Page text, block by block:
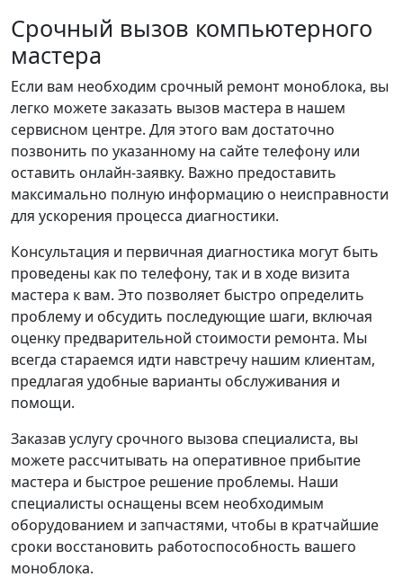
Срочный вызов компьютерного
мастера
Если вам необходим срочный ремонт моноблока, вы
легко можете заказать вызов мастера в нашем
сервисном центре. Для этого вам достаточно
позвонить по указанному на сайте телефону или
оставить онлайн-заявку. Важно предоставить
максимально полную информацию о неисправности
для ускорения процесса диагностики.
Консультация и первичная диагностика могут быть
проведены как по телефону, так и в ходе визита
мастера к вам. Это позволяет быстро определить
проблему и обсудить последующие шаги, включая
оценку предварительной стоимости ремонта. Мы
всегда стараемся идти навстречу нашим клиентам,
предлагая удобные варианты обслуживания и
помощи.
Заказав услугу срочного вызова специалиста, вы
можете рассчитывать на оперативное прибытие
мастера и быстрое решение проблемы. Наши
специалисты оснащены всем необходимым
оборудованием и запчастями, чтобы в кратчайшие
сроки восстановить работоспособность вашего
моноблока.